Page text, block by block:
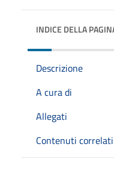
INDICE DELLA
Descrizione
A cura di
Allegati
Contenuti correlati